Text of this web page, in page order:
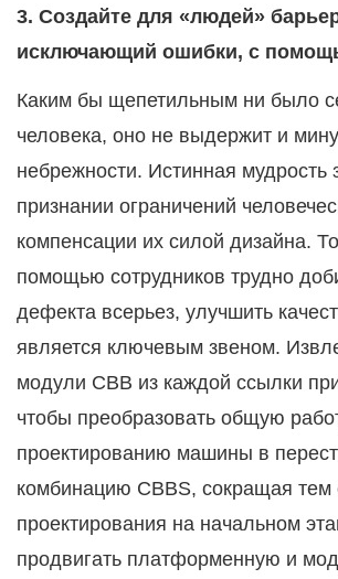
3. Создайте для «людей»
исключающий ошибки, с
Каким бы щепетильным ни было
человека, оно не выдержит и
небрежности. Истинная мудрость
признании ограничений
компенсации их силой дизайна.
помощью сотрудников трудно
дефекта всерьез, улучшить
является ключевым звеном.
модули CBB из каждой ссылки
чтобы преобразовать общую
проектированию машины в
комбинацию CBBS, сокращая
проектирования на начальном
продвигать платформенную и